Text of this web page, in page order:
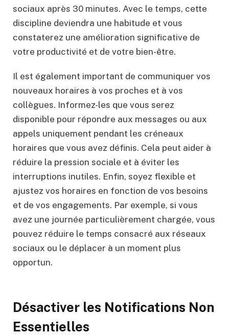
sociaux après 30 minutes. Avec le temps, cette
discipline deviendra une habitude et vous
constaterez une amélioration significative de
votre productivité et de votre bien-être.
Il est également important de communiquer vos
nouveaux horaires à vos proches et à vos
collègues. Informez-les que vous serez
disponible pour répondre aux messages ou aux
appels uniquement pendant les créneaux
horaires que vous avez définis. Cela peut aider à
réduire la pression sociale et à éviter les
interruptions inutiles. Enfin, soyez flexible et
ajustez vos horaires en fonction de vos besoins
et de vos engagements. Par exemple, si vous
avez une journée particulièrement chargée, vous
pouvez réduire le temps consacré aux réseaux
sociaux ou le déplacer à un moment plus
opportun.
Désactiver les Notifications Non
Essentielles